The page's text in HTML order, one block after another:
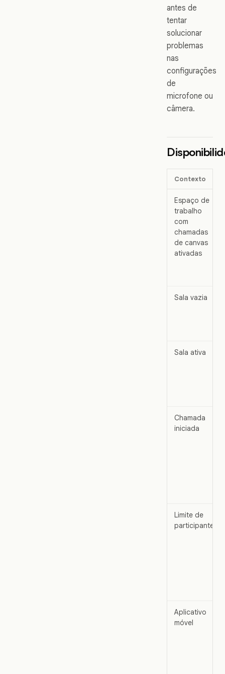
antes de
tentar
solucionar
problemas
nas
configurações
de
microfone ou
câmera.
Contexto
Espaço de
trabalho
com
chamadas
de canvas
ativadas
Sala vazia
Sala ativa
Chamada
iniciada
Limite de
participantes
Aplicativo
móvel